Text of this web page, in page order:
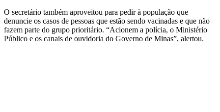
O secretário também aproveitou para pedir à população que
denuncie os casos de pessoas que estão sendo vacinadas e que não
fazem parte do grupo prioritário. “Acionem a polícia, o Ministério
Público e os canais de ouvidoria do Governo de Minas”, alertou.